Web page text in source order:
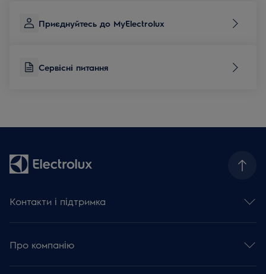
Приєднуйтесь до MyElectrolux
Сервісні питання
Контакти і підтримка
Сервісні питання
База знань та поради
Зареєструвати виріб
Про компанію